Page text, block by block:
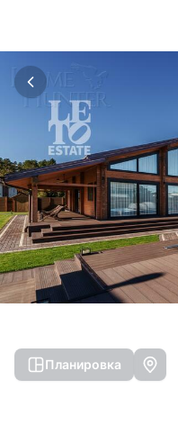
Планировка